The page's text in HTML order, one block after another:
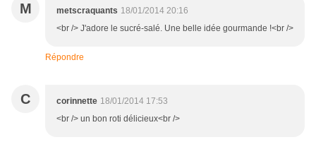
M metscraquants 18/01/2014 20:16
<br /> J'adore le sucré-salé. Une belle idée gourmande !<br />
Répondre
C corinnette 18/01/2014 17:53
<br /> un bon roti délicieux<br />